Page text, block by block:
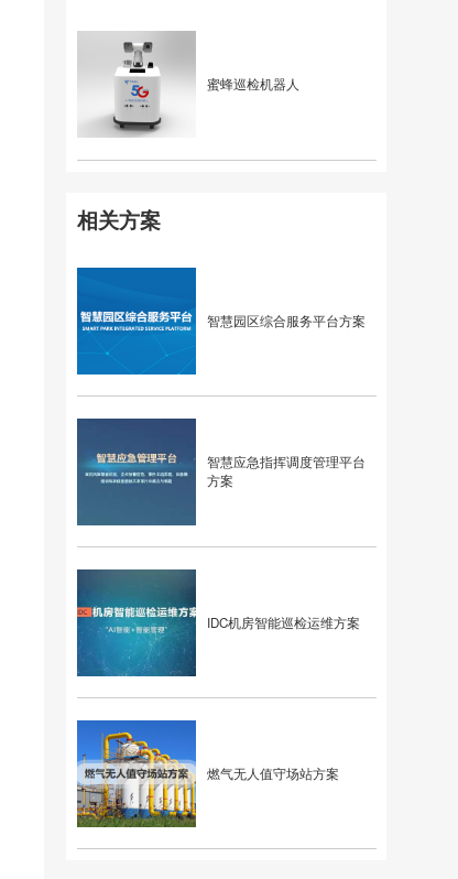
蜜蜂巡检机器人
相关方案
智慧园区综合服务平台方案
智慧应急指挥调度管理平台
方案
IDC机房智能巡检运维方案
燃气无人值守场站方案